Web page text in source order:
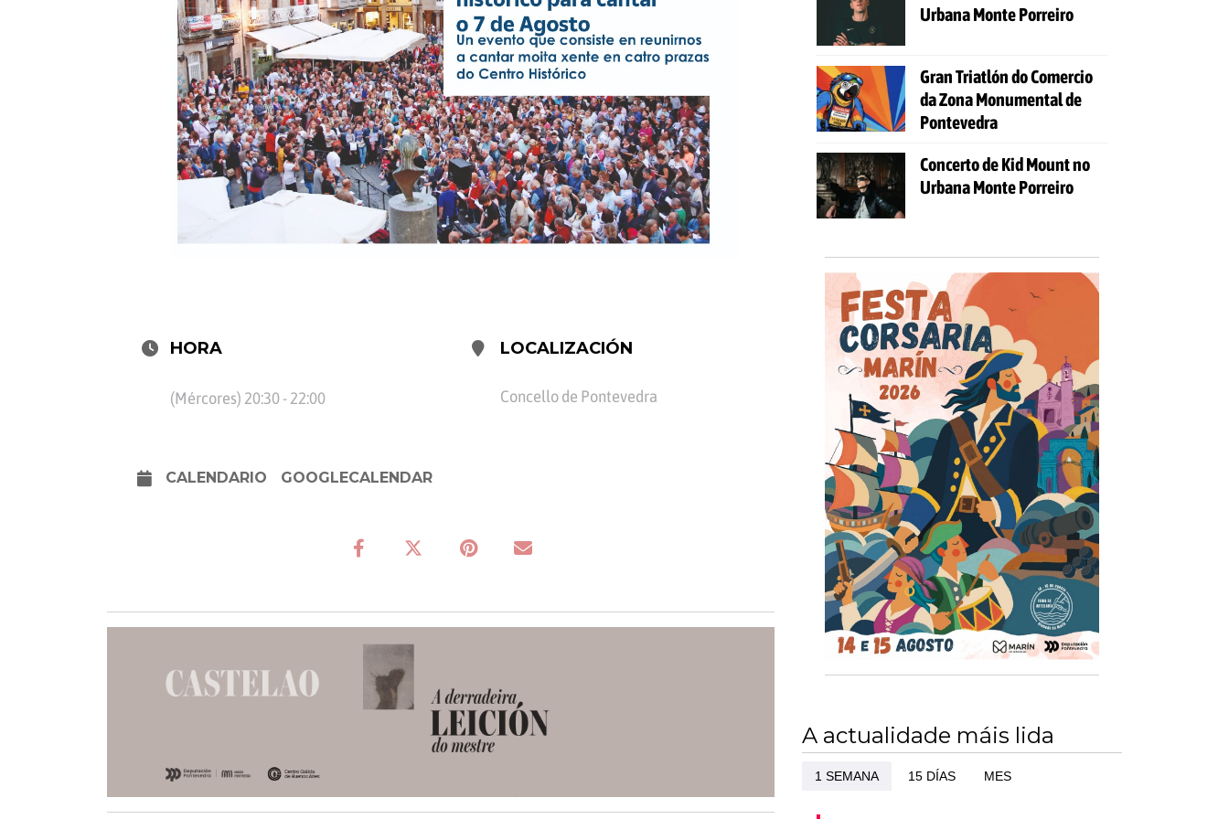
HORA
(Mércores) 20:30 - 22:00
LOCALIZACIÓN
Concello de Pontevedra
CALENDARIO GOOGLECALENDAR
Urbana Monte Porreiro
Gran Triatlón do Comercio
da Zona Monumental de
Pontevedra
Concerto de Kid Mount no
Urbana Monte Porreiro
A actualidade máis lida
1 SEMANA 15 DÍAS MES